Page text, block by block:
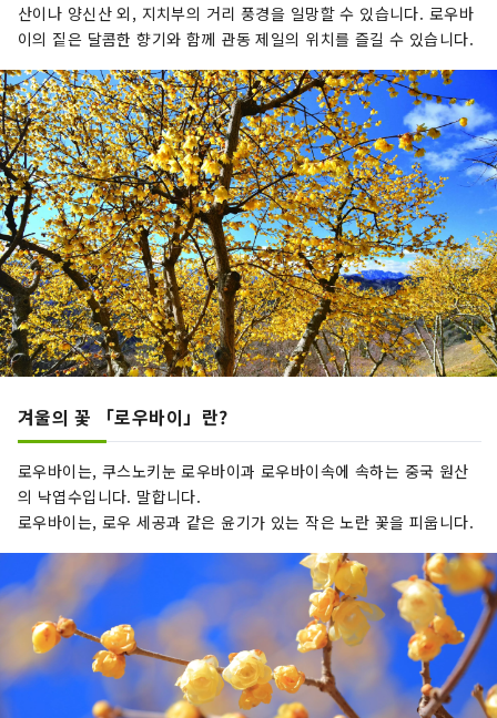
산이나 양신산 외, 지치부의 거리 풍경을 일망할 수 있습니다. 로우바
이의 짙은 달콤한 향기와 함께 관동 제일의 위치를 ​​즐길 수 있습니다.
겨울의 꽃 「로우바이」란?
로우바이는, 쿠스노키눈 로우바이과 로우바이속에 속하는 중국 원산
의 낙엽수입니다. 말합니다.
로우바이는, 로우 세공과 같은 윤기가 있는 작은 노란 꽃을 피웁니다.